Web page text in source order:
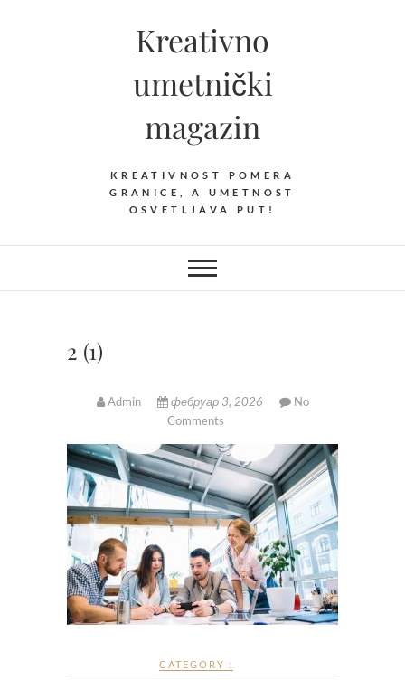
Kreativno
umetnički
magazin
KREATIVNOST POMERA
GRANICE, A UMETNOST
OSVETLJAVA PUT!
2 (1)
Admin фебруар 3, 2026
No
Comments
CATEGORY :